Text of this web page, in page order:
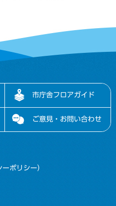
市庁舎フロアガイド
ご意見・お問い合わせ
ポリシー）